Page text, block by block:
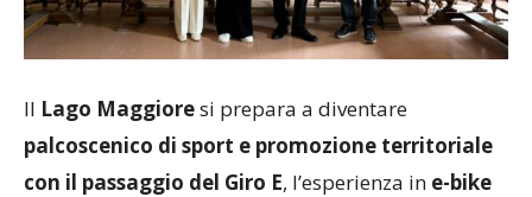
Il Lago Maggioresi prepara a diventare
palcoscenico di sport e promozione territoriale
con il passaggio del Giro E, l’esperienza in e-bike